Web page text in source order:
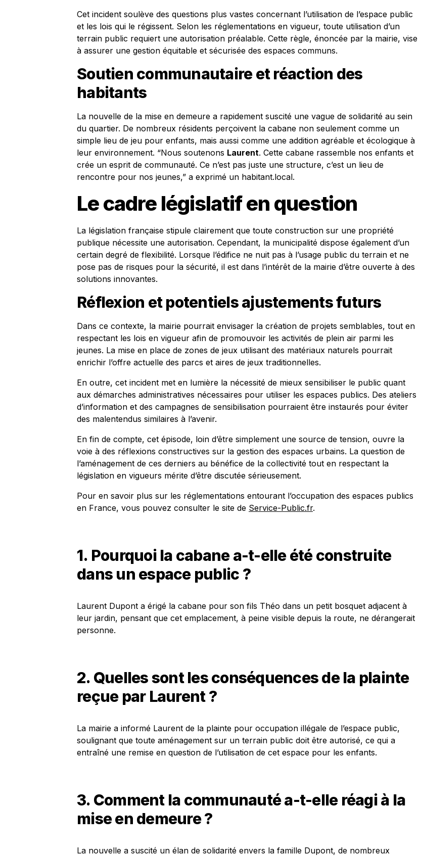
Cet incident soulève des questions plus vastes concernant l’utilisation de l’espace public
et les lois qui le régissent. Selon les réglementations en vigueur, toute utilisation d’un
terrain public requiert une autorisation préalable. Cette règle, énoncée par la mairie, vise
à assurer une gestion équitable et sécurisée des espaces communs.
Soutien communautaire et réaction des
habitants
La nouvelle de la mise en demeure a rapidement suscité une vague de solidarité au sein
du quartier. De nombreux résidents perçoivent la cabane non seulement comme un
simple lieu de jeu pour enfants, mais aussi comme une addition agréable et écologique à
leur environnement. “Nous soutenons Laurent. Cette cabane rassemble nos enfants et
crée un esprit de communauté. Ce n’est pas juste une structure, c’est un lieu de
rencontre pour nos jeunes,” a exprimé un habitant.local.
Le cadre législatif en question
La législation française stipule clairement que toute construction sur une propriété
publique nécessite une autorisation. Cependant, la municipalité dispose également d’un
certain degré de flexibilité. Lorsque l’édifice ne nuit pas à l’usage public du terrain et ne
pose pas de risques pour la sécurité, il est dans l’intérêt de la mairie d’être ouverte à des
solutions innovantes.
Réflexion et potentiels ajustements futurs
Dans ce contexte, la mairie pourrait envisager la création de projets semblables, tout en
respectant les lois en vigueur afin de promouvoir les activités de plein air parmi les
jeunes. La mise en place de zones de jeux utilisant des matériaux naturels pourrait
enrichir l’offre actuelle des parcs et aires de jeux traditionnelles.
En outre, cet incident met en lumière la nécessité de mieux sensibiliser le public quant
aux démarches administratives nécessaires pour utiliser les espaces publics. Des ateliers
d’information et des campagnes de sensibilisation pourraient être instaurés pour éviter
des malentendus similaires à l’avenir.
En fin de compte, cet épisode, loin d’être simplement une source de tension, ouvre la
voie à des réflexions constructives sur la gestion des espaces urbains. La question de
l’aménagement de ces derniers au bénéfice de la collectivité tout en respectant la
législation en vigueurs mérite d’être discutée sérieusement.
Pour en savoir plus sur les réglementations entourant l’occupation des espaces publics
en France, vous pouvez consulter le site de Service-Public.fr.
1. Pourquoi la cabane a-t-elle été construite
dans un espace public ?
Laurent Dupont a érigé la cabane pour son fils Théo dans un petit bosquet adjacent à
leur jardin, pensant que cet emplacement, à peine visible depuis la route, ne dérangerait
personne.
2. Quelles sont les conséquences de la plainte
reçue par Laurent ?
La mairie a informé Laurent de la plainte pour occupation illégale de l’espace public,
soulignant que toute aménagement sur un terrain public doit être autorisé, ce qui a
entraîné une remise en question de l’utilisation de cet espace pour les enfants.
3. Comment la communauté a-t-elle réagi à la
mise en demeure ?
La nouvelle a suscité un élan de solidarité envers la famille Dupont, de nombreux